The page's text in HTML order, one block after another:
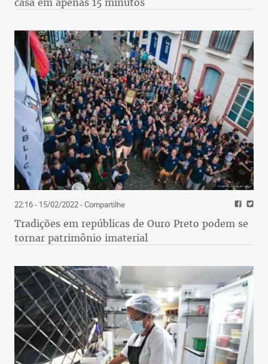
casa em apenas 15 minutos
22:16 - 15/02/2022- Compartilhe
Tradições em repúblicas de Ouro Preto podem se
tornar patrimônio imaterial